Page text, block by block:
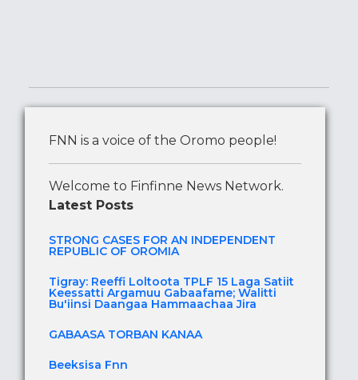
FNN is a voice of the Oromo people!
Welcome to Finfinne News Network.
Latest Posts
STRONG CASES FOR AN INDEPENDENT
REPUBLIC OF OROMIA
Tigray: Reeffi Loltoota TPLF 15 Laga Satiit
Keessatti Argamuu Gabaafame; Walitti
Bu'iinsi Daangaa Hammaachaa Jira
GABAASA TORBAN KANAA
Beeksisa Fnn